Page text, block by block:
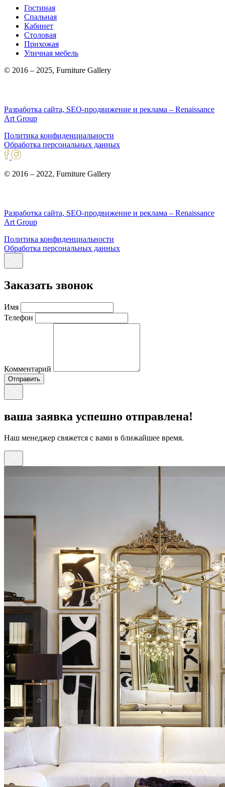
Гостиная
Спальная
Кабинет
Столовая
Прихожая
Уличная мебель
© 2016 – 2025, Furniture Gallery
Разработка сайта, SEO-продвижение и реклама – Renaissance
Art Group
Политика конфиденциальности
Обработка персональных данных
© 2016 – 2022, Furniture Gallery
Разработка сайта, SEO-продвижение и реклама – Renaissance
Art Group
Политика конфиденциальности
Обработка персональных данных
Заказать звонок
Имя
Телефон
Комментарий
ваша заявка успешно отправлена!
Наш менеджер свяжется с вами в ближайшее время.